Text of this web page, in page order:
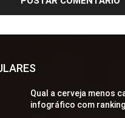
Qual a cerveja menos
infográfico com